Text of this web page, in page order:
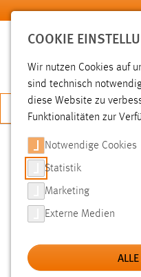
Zum Hauptinhalt springen
JETZT
SUCHE
FILTER
Typ
COOKIE
Wir nutzen Cookies auf
sind technisch
diese Website zu
Funktionalitäten zur
Notwendige Cookies
Statistik
Marketing
Externe Medien